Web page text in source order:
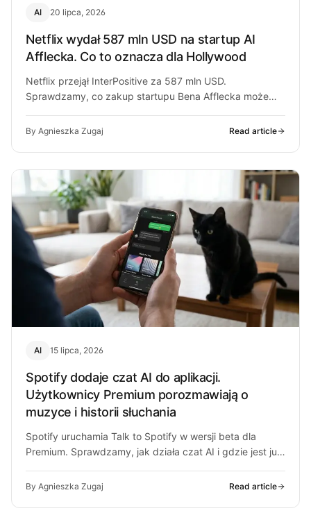
AI 20 lipca, 2026
Netflix wydał 587 mln USD na startup AI
Afflecka. Co to oznacza dla Hollywood
Netflix przejął InterPositive za 587 mln USD.
Sprawdzamy, co zakup startupu Bena Afflecka może
By Agnieszka Zugaj Read article
AI 15 lipca, 2026
Spotify dodaje czat AI do aplikacji.
Użytkownicy Premium porozmawiają o
muzyce i historii słuchania
Spotify uruchamia Talk to Spotify w wersji beta dla
Premium. Sprawdzamy, jak działa czat AI i gdzie jest już
By Agnieszka Zugaj Read article